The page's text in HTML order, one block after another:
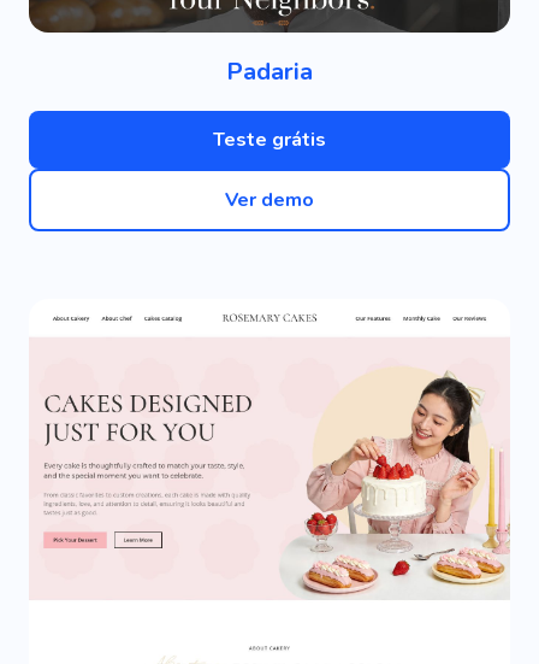
Padaria
Teste grátis
Ver demo